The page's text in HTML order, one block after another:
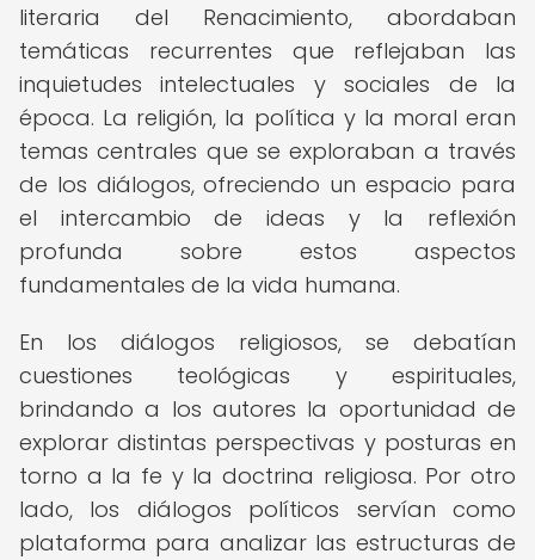
literaria del Renacimiento, abordaban
temáticas recurrentes que reflejaban las
inquietudes intelectuales y sociales de la
época. La religión, la política y la moral eran
temas centrales que se exploraban a través
de los diálogos, ofreciendo un espacio para
el intercambio de ideas y la reflexión
profunda sobre estos aspectos
fundamentales de la vida humana.
En los diálogos religiosos, se debatían
cuestiones teológicas y espirituales,
brindando a los autores la oportunidad de
explorar distintas perspectivas y posturas en
torno a la fe y la doctrina religiosa. Por otro
lado, los diálogos políticos servían como
plataforma para analizar las estructuras de